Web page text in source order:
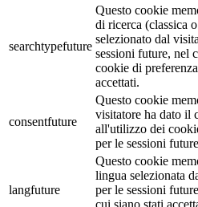
searchtypefuture
Questo cookie
di ricerca (classica
selezionato dal
sessioni future, nel
cookie di
accettati.
consentfuture
Questo cookie
visitatore ha dato il
all'utilizzo dei
per le sessioni
langfuture
Questo cookie
lingua selezionata
per le sessioni
cui siano stati